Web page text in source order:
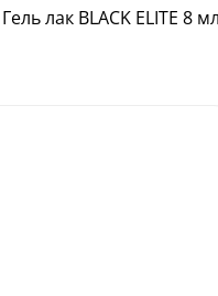
Гель лак BLACK ELITE 8 мл